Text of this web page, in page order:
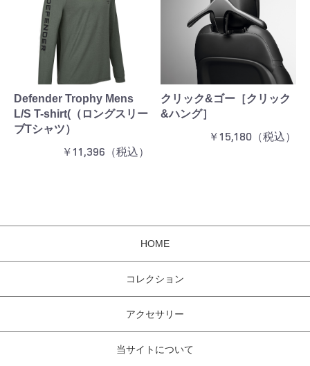
Defender Trophy Mens
L/S T-shirt(（ロングスリー
ブTシャツ）
￥11,396（税込）
クリック&ゴー［クリック
&ハング］
￥15,180（税込）
HOME
コレクション
アクセサリー
当サイトについて